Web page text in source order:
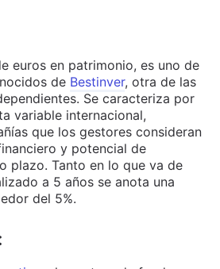
euros en patrimonio, es uno de
de Bestinver, otra de las
Se caracteriza por
variable internacional,
que los gestores consideran
y potencial de
plazo. Tanto en lo que va de
a 5 años se anota una
del 5%.